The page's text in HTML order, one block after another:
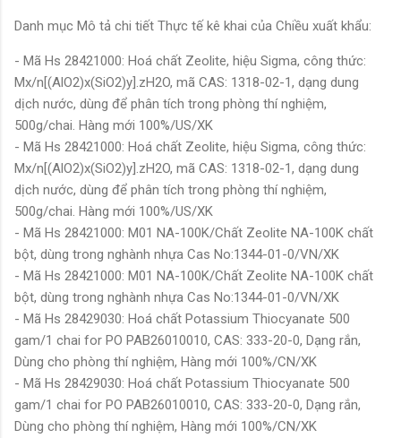
Danh mục Mô tả chi tiết Thực tế kê khai của Chiều xuất khẩu:
- Mã Hs 28421000: Hoá chất Zeolite, hiệu Sigma, công thức:
Mx/n[(AlO2)x(SiO2)y].zH2O, mã CAS: 1318-02-1, dạng dung
dịch nước, dùng để phân tích trong phòng thí nghiệm,
500g/chai. Hàng mới 100%/US/XK
- Mã Hs 28421000: Hoá chất Zeolite, hiệu Sigma, công thức:
Mx/n[(AlO2)x(SiO2)y].zH2O, mã CAS: 1318-02-1, dạng dung
dịch nước, dùng để phân tích trong phòng thí nghiệm,
500g/chai. Hàng mới 100%/US/XK
- Mã Hs 28421000: M01 NA-100K/Chất Zeolite NA-100K chất
bột, dùng trong nghành nhựa Cas No:1344-01-0/VN/XK
- Mã Hs 28421000: M01 NA-100K/Chất Zeolite NA-100K chất
bột, dùng trong nghành nhựa Cas No:1344-01-0/VN/XK
- Mã Hs 28429030: Hoá chất Potassium Thiocyanate 500
gam/1 chai for PO PAB26010010, CAS: 333-20-0, Dạng rắn,
Dùng cho phòng thí nghiệm, Hàng mới 100%/CN/XK
- Mã Hs 28429030: Hoá chất Potassium Thiocyanate 500
gam/1 chai for PO PAB26010010, CAS: 333-20-0, Dạng rắn,
Dùng cho phòng thí nghiệm, Hàng mới 100%/CN/XK